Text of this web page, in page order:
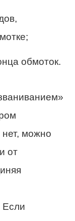
обмоток.
можно
от
Если